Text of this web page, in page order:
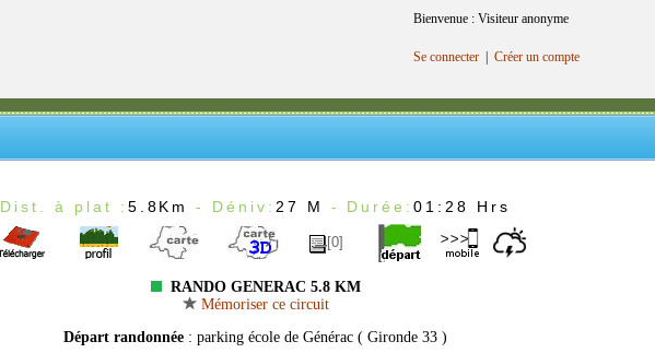
Bienvenue : Visiteur anonyme
Se connecter Créer un compte
Dist. à plat : 5.8Km - Déniv: 27 M - Durée:01:28 Hrs
[0]
RANDO GENERAC 5.8 KM
Mémoriser ce circuit
Départ randonnée : parking école de Générac ( Gironde 33 )